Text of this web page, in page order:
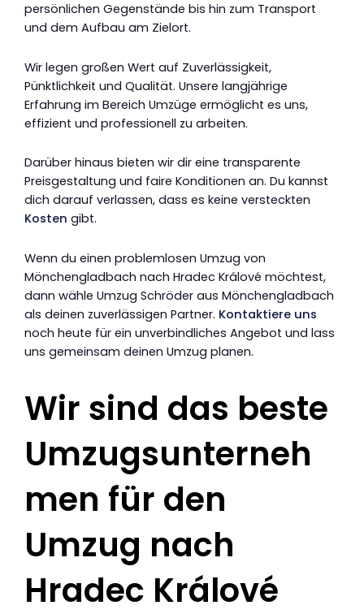
persönlichen Gegenstände bis hin zum Transport
und dem Aufbau am Zielort.
Wir legen großen Wert auf Zuverlässigkeit,
Pünktlichkeit und Qualität. Unsere langjährige
Erfahrung im Bereich Umzüge ermöglicht es uns,
effizient und professionell zu arbeiten.
Darüber hinaus bieten wir dir eine transparente
Preisgestaltung und faire Konditionen an. Du kannst
dich darauf verlassen, dass es keine versteckten
Kosten gibt.
Wenn du einen problemlosen Umzug von
Mönchengladbach nach Hradec Králové möchtest,
dann wähle Umzug Schröder aus Mönchengladbach
als deinen zuverlässigen Partner. Kontaktiere uns
noch heute für ein unverbindliches Angebot und lass
uns gemeinsam deinen Umzug planen.
Wir sind das beste
Umzugsunterneh
men für den
Umzug nach
Hradec Králové